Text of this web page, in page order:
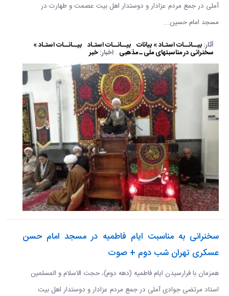
آملی در جمع مردم عزادار و دوستدار اهل بیت عصمت و طهارت در
مسجد امام حسین...
آثار:بیــانــات استـاد » بیانات بیــانــات استـاد بیــانــات استـاد »
سخنرانی در مناسبتهای ملی ـ مذهبی اخبار:خبر
سخنرانی به مناسبت ایام فاطمیه در مسجد امام حسن
عسکری تهران شب دوم + صوت
همزمان با فرارسیدن ایام فاطمیه (دهه دوم)، حجت الاسلام و المسلمین
استاد مرتضی جوادی آملی در جمع مردم عزادار و دوستدار اهل بیت